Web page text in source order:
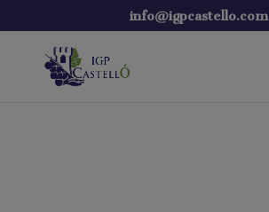
info@igpcastello.com